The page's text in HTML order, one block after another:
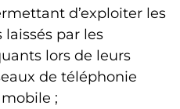
d’exploiter les
par les
lors de leurs
de téléphonie
;